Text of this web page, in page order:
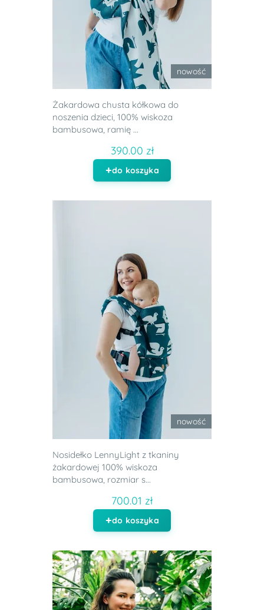
nowość
Żakardowa chusta kółkowa do
noszenia dzieci, 100% wiskoza
bambusowa, ramię ...
390.00 zł
do koszyka
nowość
Nosidełko LennyLight z tkaniny
żakardowej 100% wiskoza
bambusowa, rozmiar s...
700.01 zł
do koszyka